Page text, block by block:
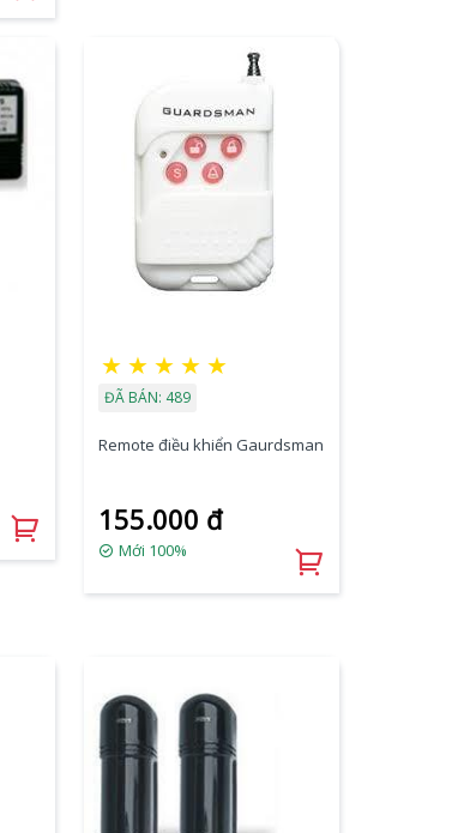
★ ★ ★ ★ ★
ĐÃ BÁN: 489
Remote điều khiển Gaurdsman
155.000 đ
Mới 100%